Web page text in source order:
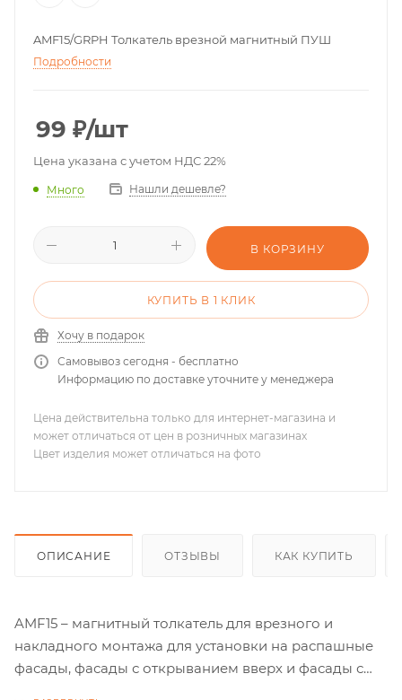
AMF15/GRPH Толкатель врезной магнитный ПУШ
Подробности
99 ₽/шт
Цена указана с учетом НДС 22%
Много Нашли дешевле?
В КОРЗИНУ
КУПИТЬ В 1 КЛИК
Хочу в подарок
Самовывоз сегодня - бесплатно
Информацию по доставке уточните у менеджера
Цена действительна только для интернет-магазина и
может отличаться от цен в розничных магазинах
Цвет изделия может отличаться на фото
ОПИСАНИЕ ОТЗЫВЫ КАК КУПИТЬ
AMF15 – магнитный толкатель для врезного и
накладного монтажа для установки на распашные
фасады, фасады с открыванием вверх и фасады с